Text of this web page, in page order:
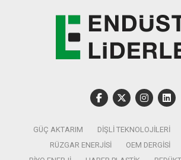
GÜÇ AKTARIM DIŞLI TEKNOLOJILERI
RÜZGAR ENERJISI
OEM DERGISI